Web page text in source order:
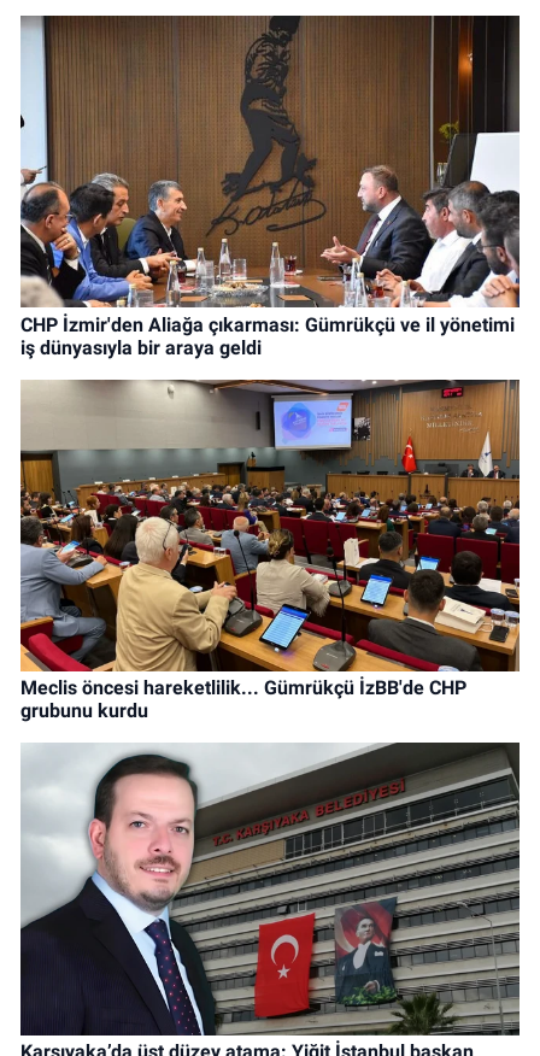
CHP İzmir'den Aliağa çıkarması: Gümrükçü ve il yönetimi
iş dünyasıyla bir araya geldi
Meclis öncesi hareketlilik... Gümrükçü İzBB'de CHP
grubunu kurdu